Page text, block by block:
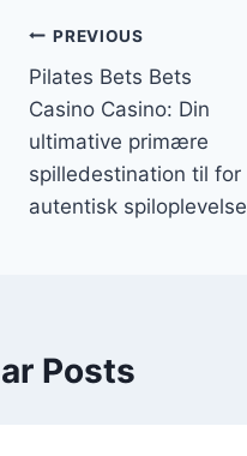
PREVIOUS
Pilates Bets Bets
Casino Casino: Din
ultimative primære
spilledestination til for
autentisk spiloplevelse
Posts